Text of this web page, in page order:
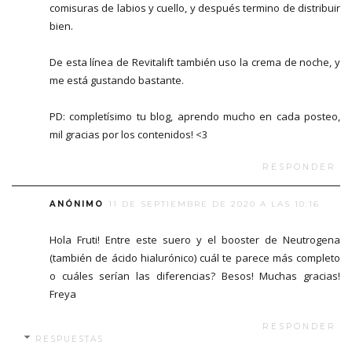
comisuras de labios y cuello, y después termino de distribuir
bien.
De esta línea de Revitalift también uso la crema de noche, y
me está gustando bastante.
PD: completísimo tu blog, aprendo mucho en cada posteo,
mil gracias por los contenidos! <3
RESPONDER
ANÓNIMO 11 DE SEPTIEMBRE DE 2020 A LAS 10:16
Hola Fruti! Entre este suero y el booster de Neutrogena
(también de ácido hialurónico) cuál te parece más completo
o cuáles serían las diferencias? Besos! Muchas gracias!
Freya
RESPONDER
RESPUESTAS